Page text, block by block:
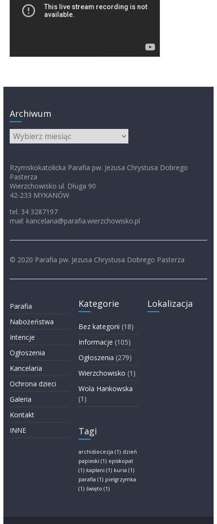
Archiwum
Archiwum
Rzymskokatolicka Parafia pw. Jezusa Chrystusa Dobrego
Pasterza
Wierzchowisko ul. Długa 90
42-233 MYKANÓW
tel. 34 3287197
mail: kancelaria@parafia.wierzchowisko.pl
© 2020 Parafia pw. Jezusa Chrystusa Dobrego Pasterza
Parafia
Nabożeństwa
Intencje
Ogłoszenia
Kancelaria
Ochrona dzieci
Galeria
Kontakt
INNE
Kategorie
Bez kategorii (18)
Informacje (105)
Ogłoszenia (279)
Wierzchowisko (1)
Wola Hankowska
(1)
Tagi
archidiecezja (1) dzień
papieski (1) episkopat
(1) kapłani (1) kuria (1)
parafia (1) pielgrzymka
(1) święto (1)
Lokalizacja